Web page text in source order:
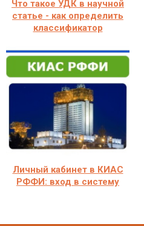
Что такое УДК в научной
статье - как определить
классификатор
Личный кабинет в КИАС
РФФИ: вход в систему